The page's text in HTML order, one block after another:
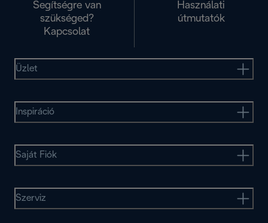
Segítségre van
szükséged?
Kapcsolat
Használati
útmutatók
Üzlet
Inspiráció
Saját Fiók
Szerviz